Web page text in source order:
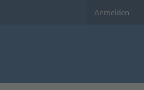
Anmelden